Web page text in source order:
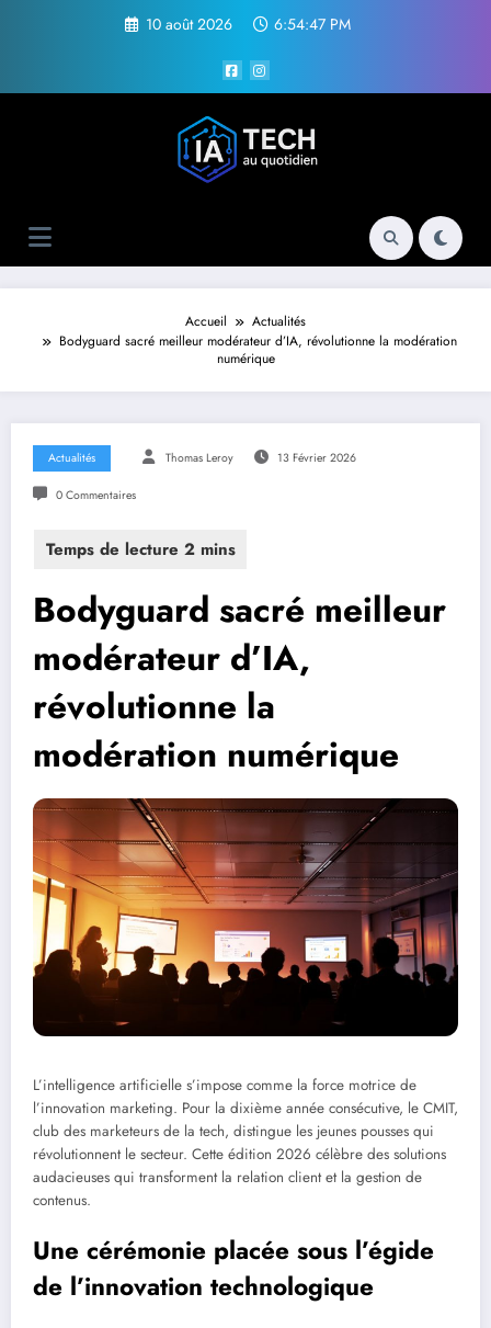
10 août 2026 6:54:48 PM
Accueil
Actualités
Bodyguard sacré meilleur modérateur d’IA, révolutionne la modération
numérique
Actualités Thomas Leroy 13 Février 2026
0 Commentaires
Bodyguard sacré meilleur
modérateur d’IA,
révolutionne la
modération numérique
L’intelligence artificielle s’impose comme la force motrice de
l’innovation marketing. Pour la dixième année consécutive, le CMIT,
club des marketeurs de la tech, distingue les jeunes pousses qui
révolutionnent le secteur. Cette édition 2026 célèbre des solutions
audacieuses qui transforment la relation client et la gestion de
contenus.
Une cérémonie placée sous l’égide
de l’innovation technologique